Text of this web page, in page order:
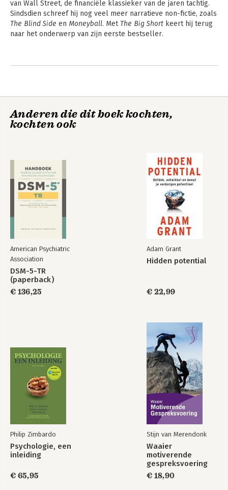
van Wall Street, de financiële klassieker van de jaren tachtig.
The Blind Side en Moneyball. Met The Big Short keert hij terug
naar het onderwerp van zijn eerste bestseller.
Andere boeken door Michael Lewis
Liar`s Poker Flash Boys
Going infinite
Bekijk alle boeken
Anderen die dit boek kochten,
kochten ook
American Psychiatric
Association
DSM-5-TR
(paperback)
€ 136,25
Adam Grant
Hidden potential
€ 22,99
Philip Zimbardo
Psychologie, een
inleiding
€ 65,95
Stijn van Merendonk
Waaier
motiverende
gespreksvoering
€ 18,90